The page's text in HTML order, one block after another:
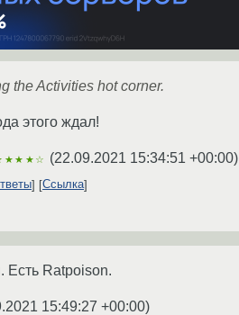
the Activities hot corner.
этого ждал!
(22.09.2021 15:34:51 +00:00)
Ссылка
Есть Ratpoison.
15:49:27 +00:00)